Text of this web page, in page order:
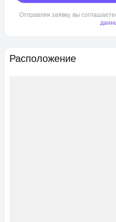
Расположение
Отправляя заявку, вы